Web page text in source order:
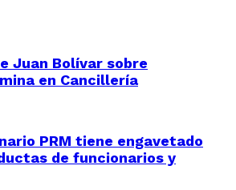
Juan Bolívar sobre
en Cancillería
PRM tiene engavetado
de funcionarios y